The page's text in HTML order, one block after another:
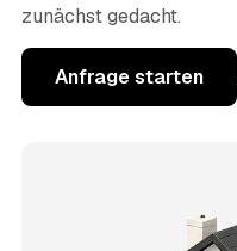
zunächst gedacht.
Anfrage starten